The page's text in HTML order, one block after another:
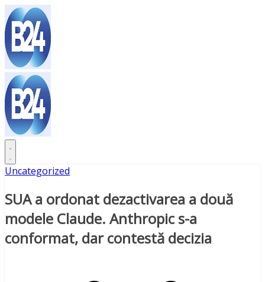
Sari
la
conținut
Uncategorized
SUA a ordonat dezactivarea a două
modele Claude. Anthropic s-a
conformat, dar contestă decizia